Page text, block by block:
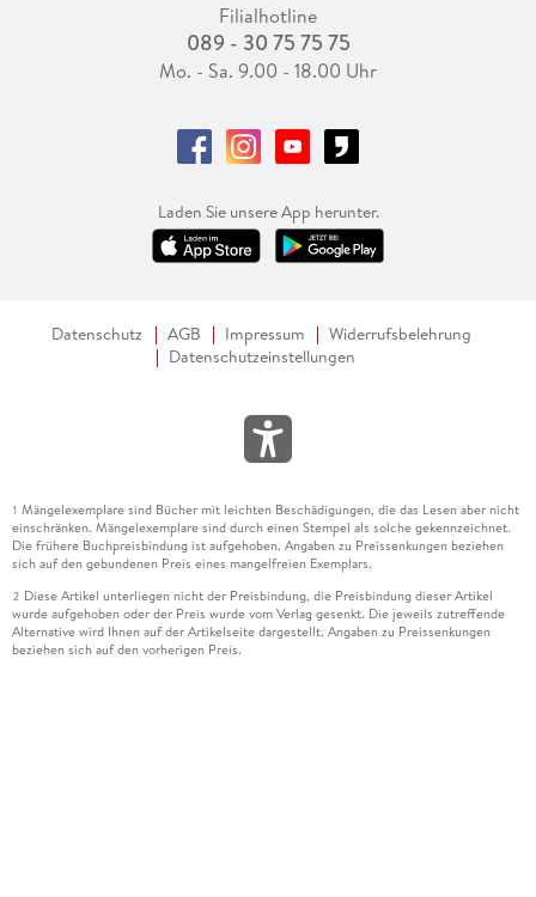
Filialhotline
089 - 30 75 75 75
Mo. - Sa. 9.00 - 18.00 Uhr
Laden Sie unsere App herunter.
Datenschutz AGB Impressum
Widerrufsbelehrung
Datenschutzeinstellungen
1 Mängelexemplare sind Bücher mit leichten Beschädigungen, die das Lesen aber nicht
einschränken. Mängelexemplare sind durch einen Stempel als solche gekennzeichnet.
Die frühere Buchpreisbindung ist aufgehoben. Angaben zu Preissenkungen beziehen
sich auf den gebundenen Preis eines mangelfreien Exemplars.
2 Diese Artikel unterliegen nicht der Preisbindung, die Preisbindung dieser Artikel
wurde aufgehoben oder der Preis wurde vom Verlag gesenkt. Die jeweils zutreffende
Alternative wird Ihnen auf der Artikelseite dargestellt. Angaben zu Preissenkungen
beziehen sich auf den vorherigen Preis.